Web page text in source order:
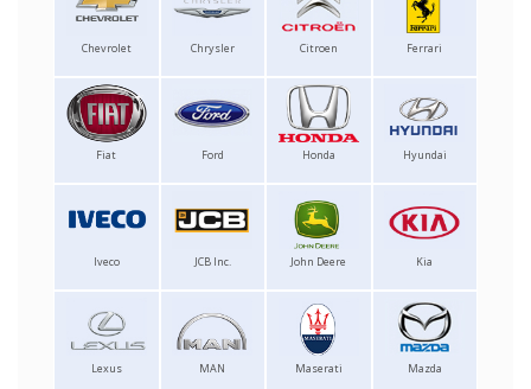
Chevrolet Chrysler Citroen Ferrari
Fiat Ford Honda Hyundai
Iveco JCB Inc. John Deere Kia
Lexus MAN Maserati Mazda